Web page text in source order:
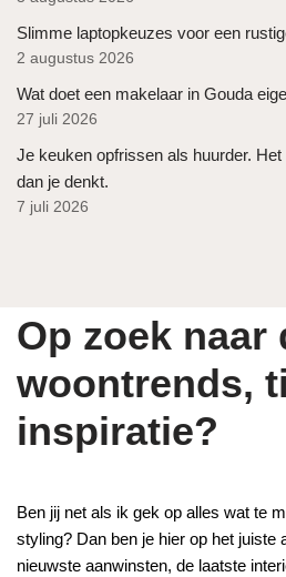
Slimme laptopkeuzes voor een
2 augustus 2026
Wat doet een makelaar in Gouda
27 juli 2026
Je keuken opfrissen als huurder.
dan je denkt.
7 juli 2026
Op zoek naar
woontrends,
inspiratie?
Ben jij net als ik gek op alles wat te
styling? Dan ben je hier op het juiste
nieuwste aanwinsten, de laatste